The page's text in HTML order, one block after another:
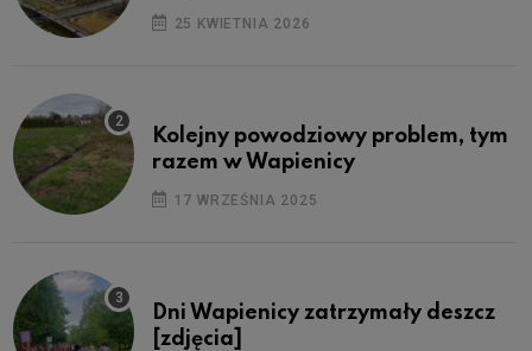
25 KWIETNIA 2026
Kolejny powodziowy problem, tym
razem w Wapienicy
17 WRZEŚNIA 2025
Dni Wapienicy zatrzymały deszcz
[zdjęcia]